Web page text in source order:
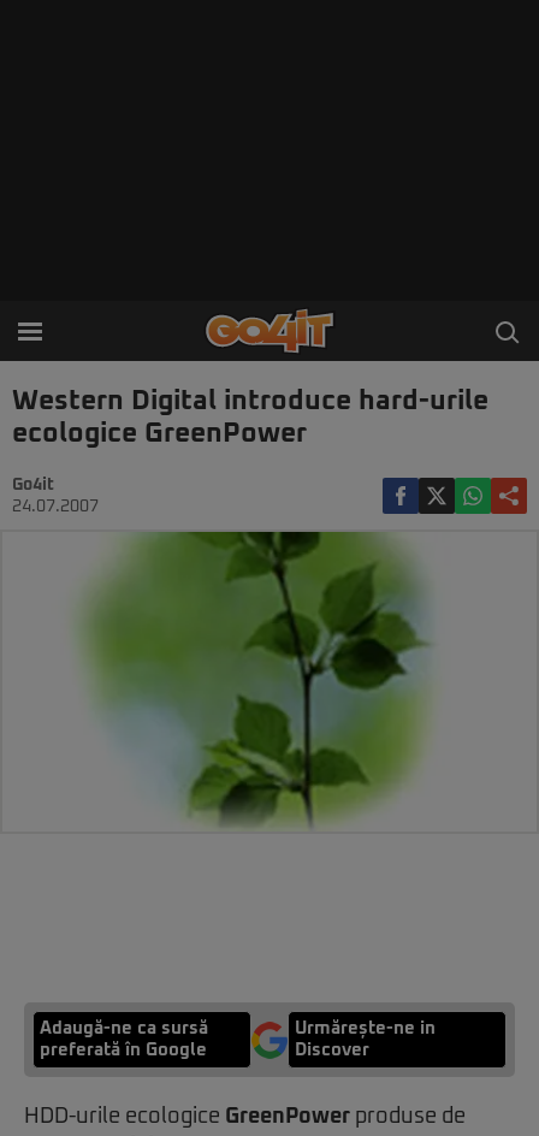
Western Digital introduce hard-urile
ecologice GreenPower
Go4it
24.07.2007
Adaugă-ne ca sursă
preferată în Google
Urmărește-ne in
Discover
HDD-urile ecologice GreenPower produse de